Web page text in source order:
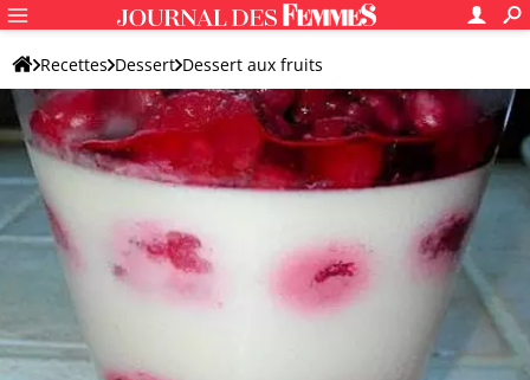
Recettes Dessert Dessert aux fruits
Dessert original aux fruits